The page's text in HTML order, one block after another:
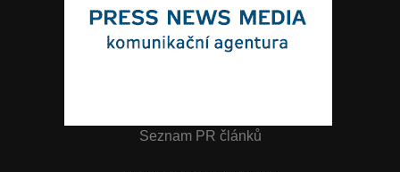
Seznam PR článků